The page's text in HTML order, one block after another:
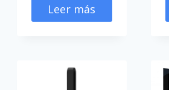
Leer más